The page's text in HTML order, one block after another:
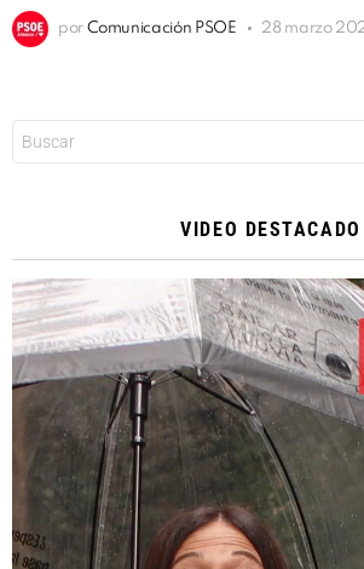
por Comunicación PSOE 28 marzo
VIDEO DESTACADO
Reproductor
de
vídeo